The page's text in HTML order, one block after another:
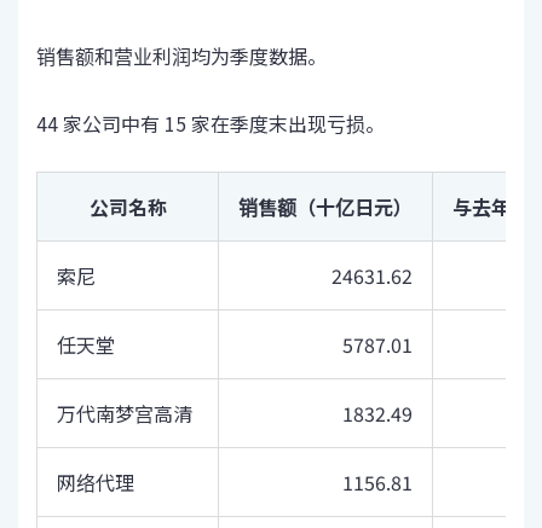
销售额和营业利润均为季度数据。
44 家公司中有 15 家在季度末出现亏损。
公司名称 销售额（十亿日元） 与去年同
索尼 24631.62
任天堂 5787.01
万代南梦宫高清 1832.49
网络代理 1156.81